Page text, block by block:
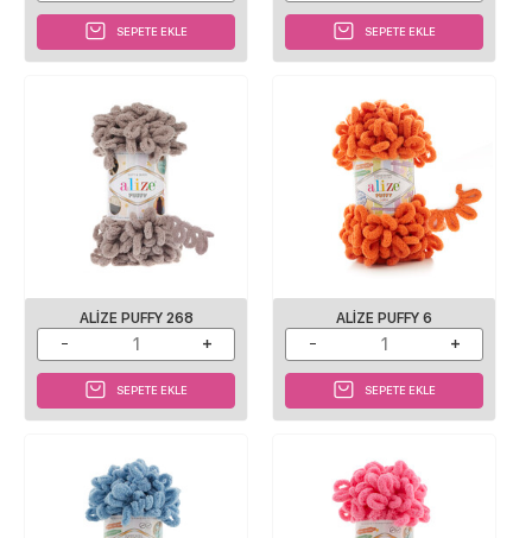
SEPETE EKLE SEPETE EKLE
ALIZE PUFFY 268
SEPETE EKLE
ALIZE PUFFY 6
SEPETE EKLE